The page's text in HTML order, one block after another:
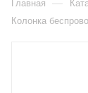
Главная —
Колонка